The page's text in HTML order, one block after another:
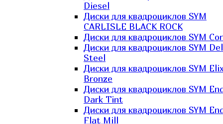
Diesel
Диски для квадроциклов SYM
CARLISLE BLACK ROCK
Диски для квадроциклов SYM
Диски для квадроциклов SYM
Steel
Диски для квадроциклов SYM
Bronze
Диски для квадроциклов SYM
Dark Tint
Диски для квадроциклов SYM
Flat Mill